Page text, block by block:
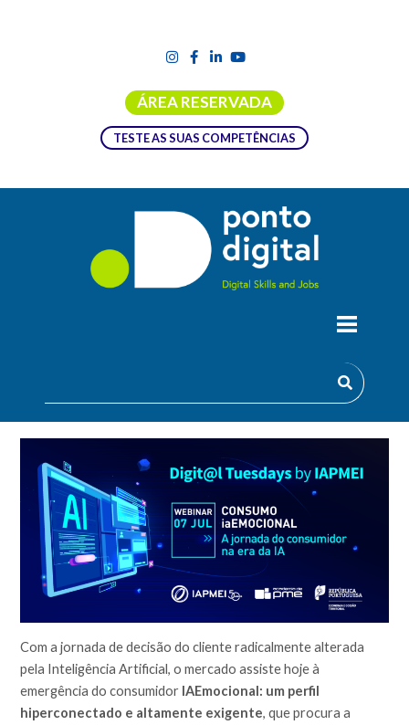
ÁREA RESERVADA
TESTE AS SUAS COMPETÊNCIAS
JORNADA DO CONSUMIDOR NA ERA
DA IA”
Com a jornada de decisão do cliente radicalmente alterada
pela Inteligência Artificial, o mercado assiste hoje à
emergência do consumidor IAEmocional: um perfil
hiperconectado e altamente exigente, que procura a